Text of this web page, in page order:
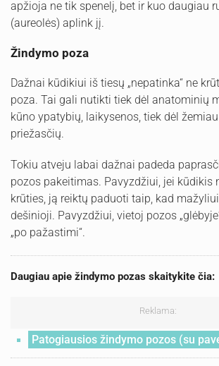
apžioja ne tik spenelį, bet ir kuo daugiau
(aureolės) aplink jį.
Žindymo poza
Dažnai kūdikiui iš tiesų „nepatinka“ ne
poza. Tai gali nutikti tiek dėl anatominių
kūno ypatybių, laikysenos, tiek dėl
priežasčių.
Tokiu atveju labai dažnai padeda
pozos pakeitimas. Pavyzdžiui, jei kūdikis
krūties, ją reiktų paduoti taip, kad
dešinioji. Pavyzdžiui, vietoj pozos
„po pažastimi“.
Daugiau apie žindymo pozas skaitykite čia:
Reklama:
Patogiausios žindymo pozos (su